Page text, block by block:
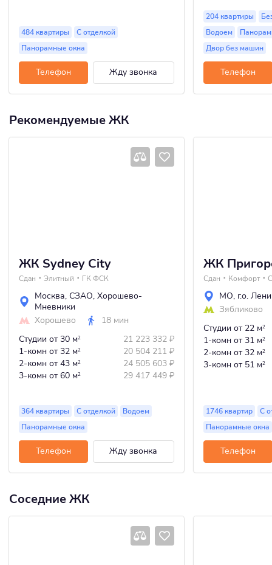
484 квартиры
С отделкой
Панорамные окна
Телефон Жду звонка
204 квартиры
Водоем
Двор без машин
Телефон
Рекомендуемые ЖК
ЖК Sydney City
Сдан Элитный ГК ФСК
Москва, СЗАО, Хорошево-
Мневники
Хорошево
18 мин
Студии от 30 м2 21 223 332 ₽
1-комн от 32 м2 20 504 211 ₽
2-комн от 43 м2 24 505 603 ₽
3-комн от 60 м2 29 417 449 ₽
364 квартиры С отделкой
Водоем
Панорамные окна
Телефон Жду звонка
ЖК
Сдан Комфорт
МО, г.о.
Зябликово
Студии от 22 м2
1-комн от 31 м2
2-комн от 32 м2
3-комн от 51 м2
1746 квартир
С
Панорамные окна
Телефон
Соседние ЖК